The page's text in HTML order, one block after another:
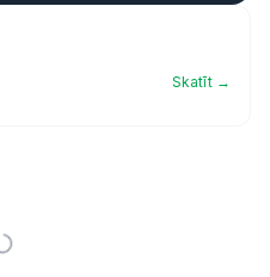
Skatīt →